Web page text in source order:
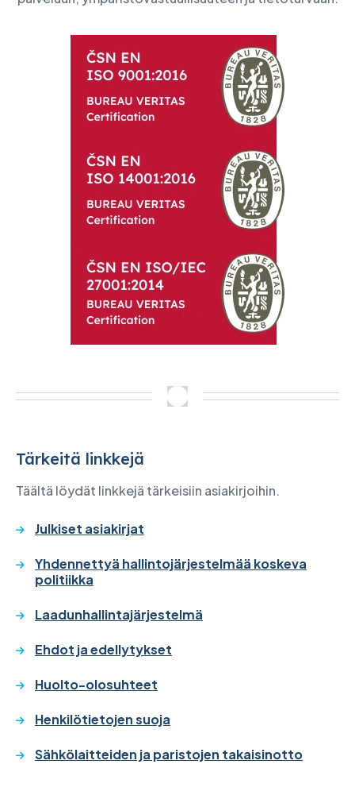
Tärkeitä linkkejä
Täältä löydät linkkejä tärkeisiin asiakirjoihin.
Julkiset asiakirjat
Yhdennettyä hallintojärjestelmää koskeva
politiikka
Laadunhallintajärjestelmä
Ehdot ja edellytykset
Huolto-olosuhteet
Henkilötietojen suoja
Sähkölaitteiden ja paristojen takaisinotto